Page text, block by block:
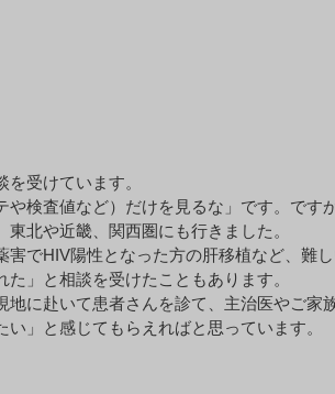
受けています。
や検査値など）だけを見るな」です。で
北や近畿、関西圏にも行きました。
害でHIV陽性となった方の肝移植など、難
」と相談を受けたこともあります。
地に赴いて患者さんを診て、主治医やご家
い」と感じてもらえればと思っています。